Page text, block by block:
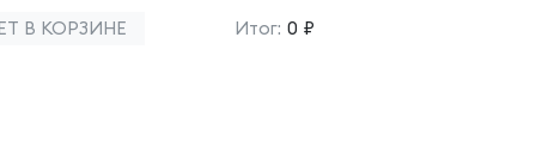
В КОРЗИНЕ Итог: 0 ₽